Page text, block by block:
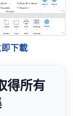
即下載
得所有